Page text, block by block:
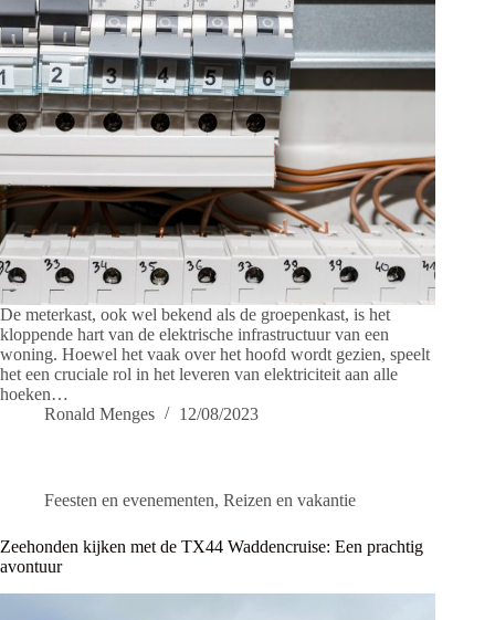
De meterkast, ook wel bekend als de groepenkast, is het
kloppende hart van de elektrische infrastructuur van een
woning. Hoewel het vaak over het hoofd wordt gezien, speelt
het een cruciale rol in het leveren van elektriciteit aan alle
hoeken…
Ronald Menges
12/08/2023
Feesten en evenementen, Reizen en vakantie
Zeehonden kijken met de TX44 Waddencruise: Een prachtig
avontuur